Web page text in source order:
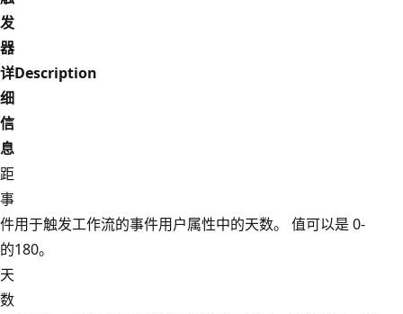
发
器
详
细
信
息
Description
距
事
件
的
天
数
用于触发工作流的事件用户属性中的天数。 值可以是 0-
180。